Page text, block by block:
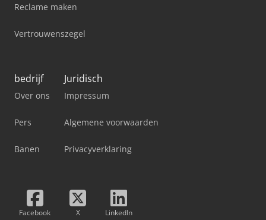
Reclame maken
Vertrouwenszegel
bedrijf
Over ons
Pers
Banen
Juridisch
Impressum
Algemene voorwaarden
Privacyverklaring
Facebook X LinkedIn